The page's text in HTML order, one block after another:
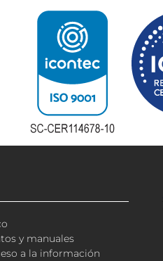
y manuales
a la información